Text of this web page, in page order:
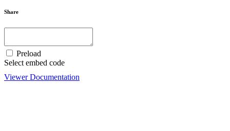
Share
Preload
Select embed code
Viewer Documentation